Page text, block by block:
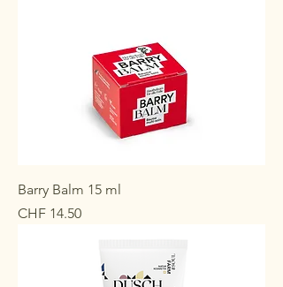
Barry Balm 15 ml
Preis
CHF 14.50